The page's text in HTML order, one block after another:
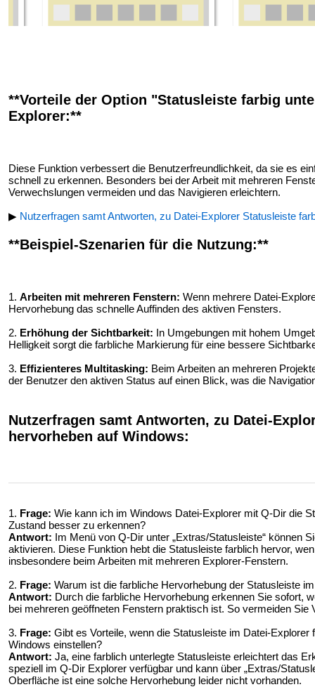
**Vorteile der Option "Statusleiste farbig
Explorer:**
Diese Funktion verbessert die Benutzerfreundlichkeit, da sie es
schnell zu erkennen. Besonders bei der Arbeit mit mehreren
Verwechslungen vermeiden und das Navigieren erleichtern.
▶ Nutzerfragen samt Antworten, zu Datei-Explorer Statusleiste
**Beispiel-Szenarien für die Nutzung:**
1. Arbeiten mit mehreren Fenstern: Wenn mehrere Datei-
Hervorhebung das schnelle Auffinden des aktiven Fensters.
2. Erhöhung der Sichtbarkeit: In Umgebungen mit hohem
Helligkeit sorgt die farbliche Markierung für eine bessere
3. Effizienteres Multitasking: Beim Arbeiten an mehreren
der Benutzer den aktiven Status auf einen Blick, was die
Nutzerfragen samt Antworten, zu Datei-
hervorheben auf Windows:
1. Frage: Wie kann ich im Windows Datei-Explorer mit Q-Dir die
Zustand besser zu erkennen?
Antwort: Im Menü von Q-Dir unter „Extras/Statusleiste“ können
aktivieren. Diese Funktion hebt die Statusleiste farblich hervor,
insbesondere beim Arbeiten mit mehreren Explorer-Fenstern.
2. Frage: Warum ist die farbliche Hervorhebung der Statusleiste
Antwort: Durch die farbliche Hervorhebung erkennen Sie sofort,
bei mehreren geöffneten Fenstern praktisch ist. So vermeiden
3. Frage: Gibt es Vorteile, wenn die Statusleiste im Datei-
Windows einstellen?
Antwort: Ja, eine farblich unterlegte Statusleiste erleichtert das
speziell im Q-Dir Explorer verfügbar und kann über „Extras/
Oberfläche ist eine solche Hervorhebung leider nicht vorhanden.